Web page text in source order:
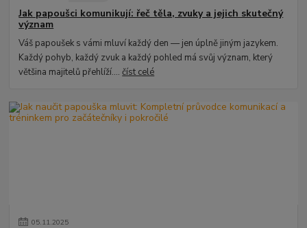
Jak papoušci komunikují: řeč těla, zvuky a jejich skutečný
význam
Váš papoušek s vámi mluví každý den — jen úplně jiným jazykem.
Každý pohyb, každý zvuk a každý pohled má svůj význam, který
většina majitelů přehlíží....číst celé
05.11.2025